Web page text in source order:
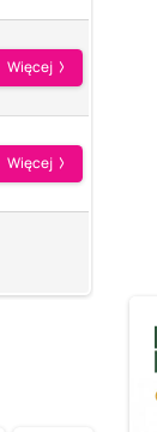
Więcej
Więcej